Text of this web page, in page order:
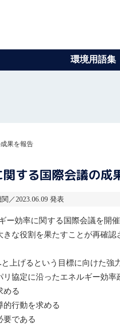
環境用語集
果を報告
する国際会議の成
／2023.06.09 発表
ー効率に関する国際会議を
な役割を果たすことが再確認
上げるという目標に向けた強
リ協定に沿ったエネルギー効率
める
的行動を求める
要である